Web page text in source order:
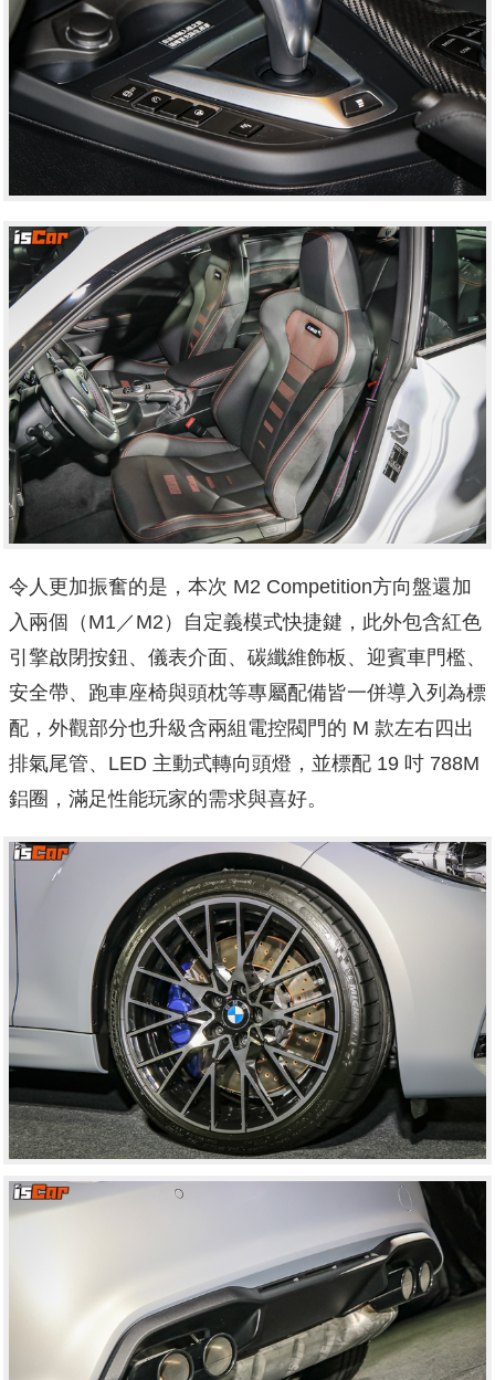
令人更加振奮的是，本次 M2 Competition方向盤還加
入兩個（M1／M2）自定義模式快捷鍵，此外包含紅色
引擎啟閉按鈕、儀表介面、碳纖維飾板、迎賓車門檻、
安全帶、跑車座椅與頭枕等專屬配備皆一併導入列為標
配，外觀部分也升級含兩組電控閥門的 M 款左右四出
排氣尾管、LED 主動式轉向頭燈，並標配 19 吋 788M
鋁圈，滿足性能玩家的需求與喜好。